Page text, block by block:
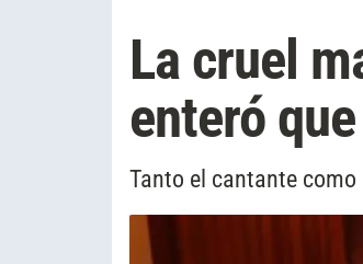
La cruel
enteró
Tanto el cantante